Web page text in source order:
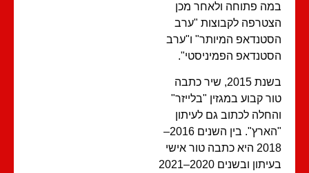
פתוחה ולאחר מכן
לקבוצות "ערב
המיותר" ו"ערב
הפמיניסטי".
בשנת 2015, שיר כתבה
קבוע במגזין "בלייזר"
לכתוב גם לעיתון
"הארץ". בין השנים 2016–
2018 היא כתבה טור אישי
בעיתון ובשנים 2020–2021